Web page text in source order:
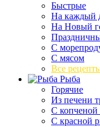
Быстрые
На каждый
На Новый
С
С мясом
Все
Рыба
Горячие
Из печени
С копченой
С красной